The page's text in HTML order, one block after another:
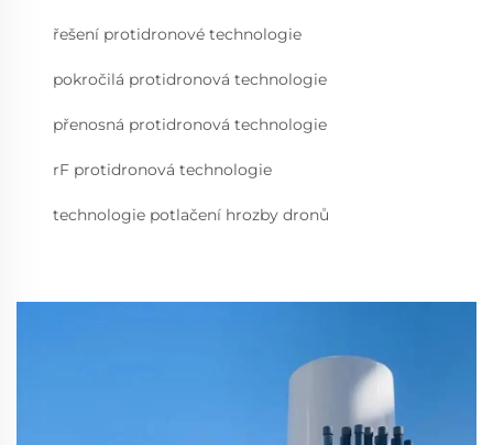
řešení protidronové technologie
pokročilá protidronová technologie
přenosná protidronová technologie
rF protidronová technologie
technologie potlačení hrozby dronů